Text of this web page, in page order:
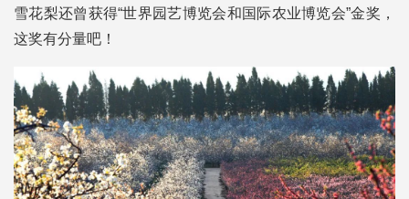
雪花梨还曾获得“世界园艺博览会和国际农业博览会”金奖，
这奖有分量吧！